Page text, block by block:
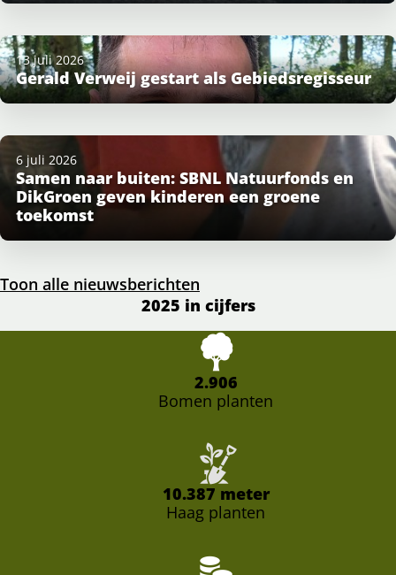
Gerald Verweij gestart als Gebiedsregisseur
13 juli 2026
Samen naar buiten: SBNL Natuurfonds en
DikGroen geven kinderen een groene
toekomst
6 juli 2026
Toon alle nieuwsberichten
2025 in cijfers
Bomen planten
2.906
Haag planten
10.387 meter